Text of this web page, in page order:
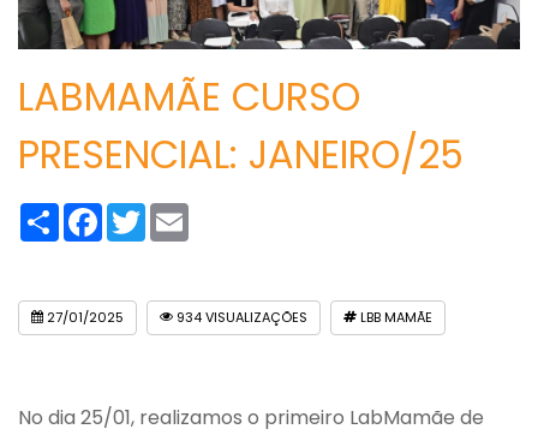
LABMAMÃE CURSO
PRESENCIAL: JANEIRO/25
Compartilhar
Facebook
Twitter
27/01/2025 934 VISUALIZAÇÕES LBB MAMÃE
No dia 25/01, realizamos o primeiro LabMamãe de